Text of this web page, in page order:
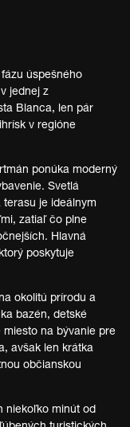
úspešného
jednej z
Blanca, len pár
v regióne
ponúka moderný
Svetlá
je ideálnym
zatiaľ čo plne
Hlavná
poskytuje
okolitú prírodu a
bazén, detské
miesto na bývanie pre
avšak len krátka
občianskou
niekoľko minút od